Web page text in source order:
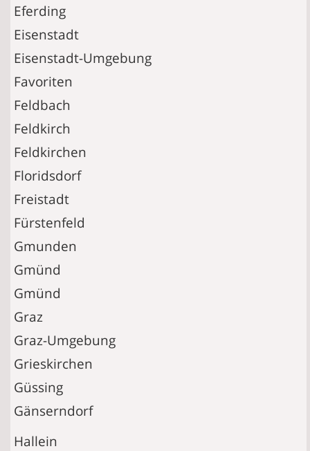
Eferding
Eisenstadt
Eisenstadt-Umgebung
Favoriten
Feldbach
Feldkirch
Feldkirchen
Floridsdorf
Freistadt
Fürstenfeld
Gmunden
Gmünd
Gmünd
Graz
Graz-Umgebung
Grieskirchen
Güssing
Gänserndorf
Hallein